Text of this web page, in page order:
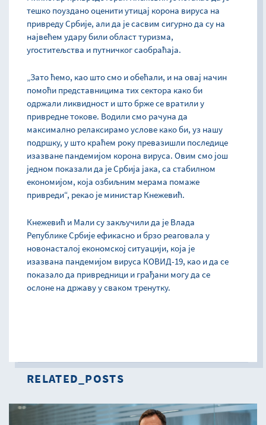
тешко поуздано оценити утицај корона вируса на
привреду Србије, али да је сасвим сигурно да су на
највећем удару били област туризма,
угоститељства и путничког саобраћаја.
„Зато ћемо, као што смо и обећали, и на овај начин
помоћи представницима тих сектора како би
одржали ликвидност и што брже се вратили у
привредне токове. Водили смо рачуна да
максимално релаксирамо услове како би, уз нашу
подршку, у што краћем року превазишли последице
изазване пандемијом корона вируса. Овим смо још
једном показали да је Србија јака, са стабилном
економијом, која озбиљним мерама помаже
привреди“, рекао је министар Кнежевић.
Кнежевић и Мали су закључили да је Влада
Републике Србије ефикасно и брзо реаговала у
новонасталој економској ситуацији, која је
изазвана пандемијом вируса КОВИД-19, као и да се
показало да привредници и грађани могу да се
ослоне на државу у сваком тренутку.
RELATED_POSTS